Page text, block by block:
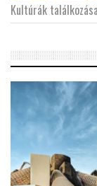
Kultúrák